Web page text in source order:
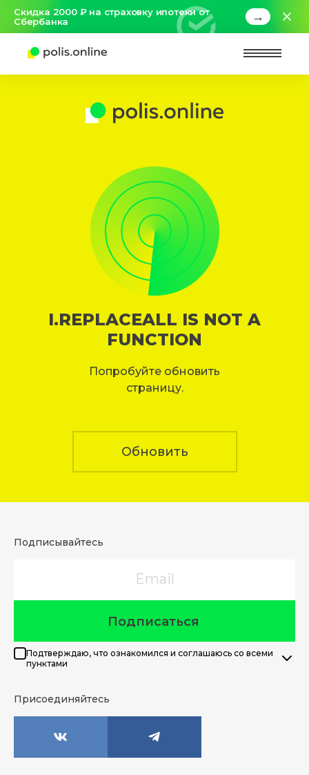
Скидка 2000 ₽ на страховку ипотеки от
Сбербанка
→
I.REPLACEALL IS NOT A
FUNCTION
Попробуйте обновить
страницу.
Обновить
Подписывайтесь
Подписаться
Подтверждаю, что ознакомился и соглашаюсь со всеми
пунктами
Присоединяйтесь